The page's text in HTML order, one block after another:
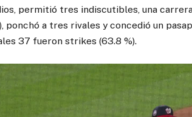
permitió tres indiscutibles, una
ponchó a tres rivales y concedió un
37 fueron strikes (63.8 %).